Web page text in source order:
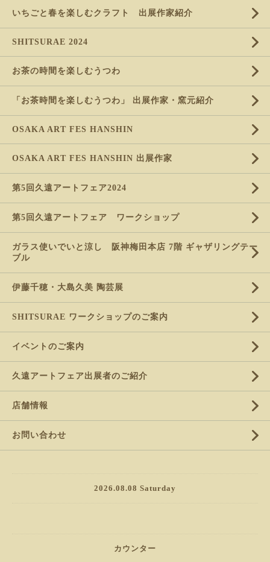
いちごと春を楽しむクラフト 出展作家紹介
SHITSURAE 2024
お茶の時間を楽しむうつわ
「お茶時間を楽しむうつわ」 出展作家・窯元紹介
OSAKA ART FES HANSHIN
OSAKA ART FES HANSHIN 出展作家
第5回久遠アートフェア2024
第5回久遠アートフェア ワークショップ
ガラス使いでいと涼し 阪神梅田本店 7階 ギャザリングテー
ブル
伊藤千穂・大島久美 陶芸展
SHITSURAE ワークショップのご案内
イベントのご案内
久遠アートフェア出展者のご紹介
店舗情報
お問い合わせ
2026.08.08 Saturday
カウンター